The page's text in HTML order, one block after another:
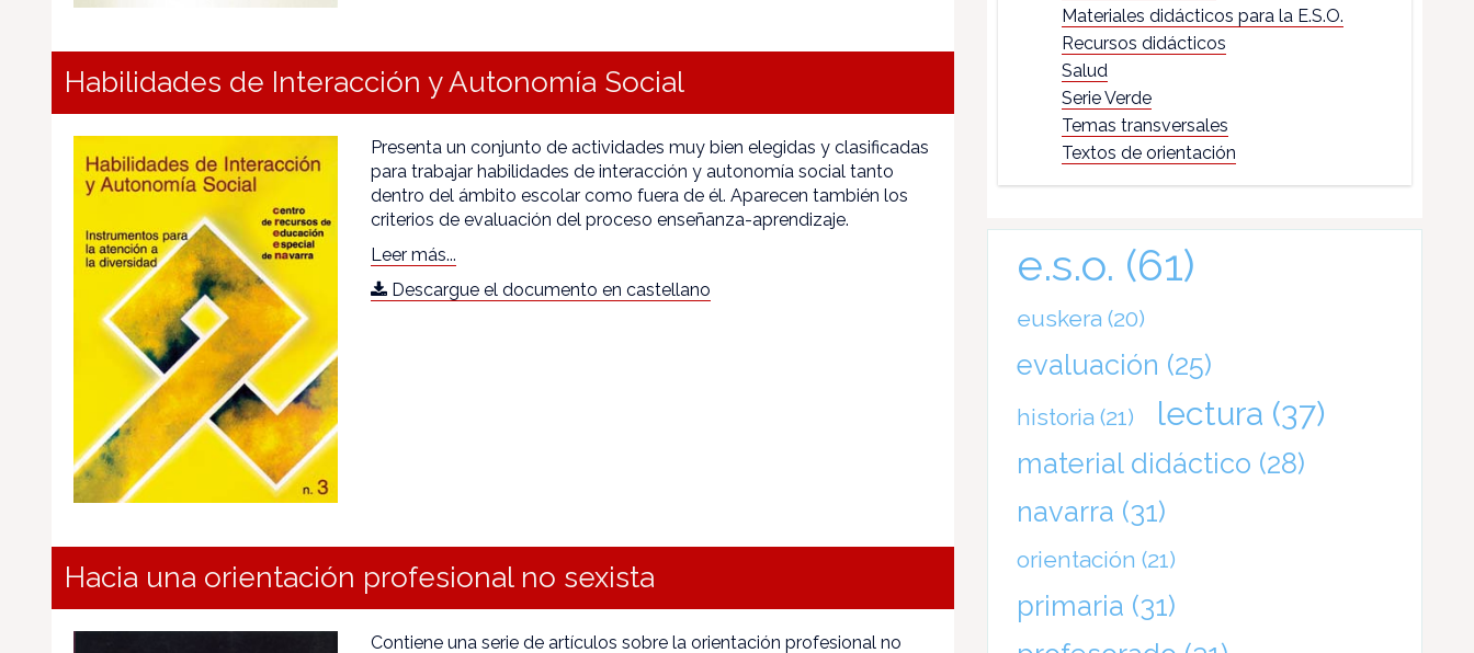
Habilidades de Interacción y Autonomía Social
Presenta un conjunto de actividades muy bien elegidas y clasificadas
para trabajar habilidades de interacción y autonomía social tanto
dentro del ámbito escolar como fuera de él. Aparecen también los
criterios de evaluación del proceso enseñanza-aprendizaje.
Leer más...
Descargue el documento en castellano
Hacia una orientación profesional no sexista
Contiene una serie de artículos sobre la orientación profesional no
Materiales didácticos para la E.S.O.
Recursos didácticos
Salud
Serie Verde
Temas transversales
Textos de orientación
e.s.o. (61)
euskera (20)
evaluación (25)
historia (21) lectura (37)
material didáctico (28)
navarra (31)
orientación (21)
primaria (31)